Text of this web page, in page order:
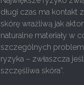
długi czas ma kontakt
skórę wrażliwą jak
naturalne materiały w
szczególnych
ryzyka – zwłaszcza
szczęśliwa skóra”.